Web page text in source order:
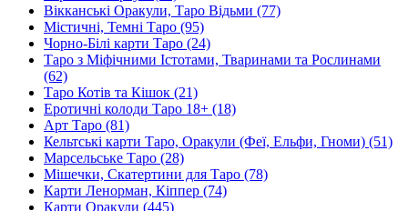
Вікканські Оракули, Таро Відьми (77)
Містичні, Темні Таро (95)
Чорно-Білі карти Таро (24)
Таро з Міфічними Істотами, Тваринами та Рослинами
(62)
Таро Котів та Кішок (21)
Еротичні колоди Таро 18+ (18)
Арт Таро (81)
Кельтські карти Таро, Оракули (Феї, Ельфи, Гноми) (51)
Марсельське Таро (28)
Мішечки, Скатертини для Таро (78)
Карти Ленорман, Кіппер (74)
Карти Оракули (445)